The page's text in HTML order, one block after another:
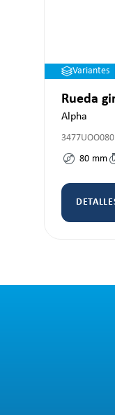
Variantes
Rueda
Alpha
80 mm